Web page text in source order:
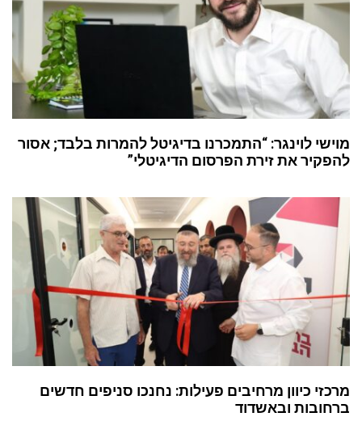
מוישי לוינגר: “התמכרנו בדיגיטל להמרות בלבד; אסור
להפקיר את זירת הפרסום הדיגיטלי”
מרכזי כיוון מרחיבים פעילות: נחנכו סניפים חדשים
ברחובות ובאשדוד